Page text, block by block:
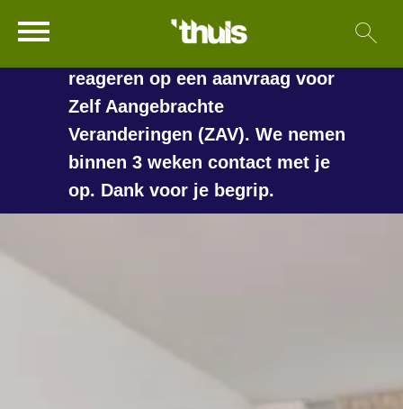
Naar hoofdinhoud
Naar hoofdnavigatiemenu
Naar zoeken
Naar de homepage
Ga naar Hoofd
langer duren voordat we
reageren op een aanvraag voor
Zelf Aangebrachte
Veranderingen (ZAV). We nemen
binnen 3 weken contact met je
op. Dank voor je begrip.